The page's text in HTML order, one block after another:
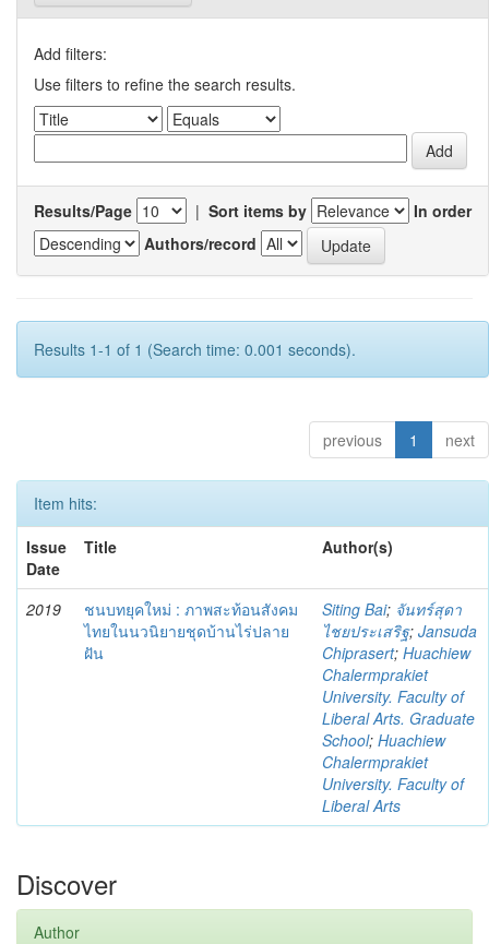
Add filters:
Use filters to refine the search results.
Results/Page | Sort items by
In order
Authors/record
Results 1-1 of 1 (Search time: 0.001 seconds).
previous 1 next
Item hits:
Issue
Date
Title Author(s)
2019
ชนบทยุคใหม่ : ภาพสะท้อนสังคม
ไทยในนวนิยายชุดบ้านไร่ปลาย
ฝัน
Siting Bai; จันทร์สุดา
ไชยประเสริฐ; Jansuda
Chiprasert; Huachiew
Chalermprakiet
University. Faculty of
Liberal Arts. Graduate
School; Huachiew
Chalermprakiet
University. Faculty of
Liberal Arts
Discover
Author